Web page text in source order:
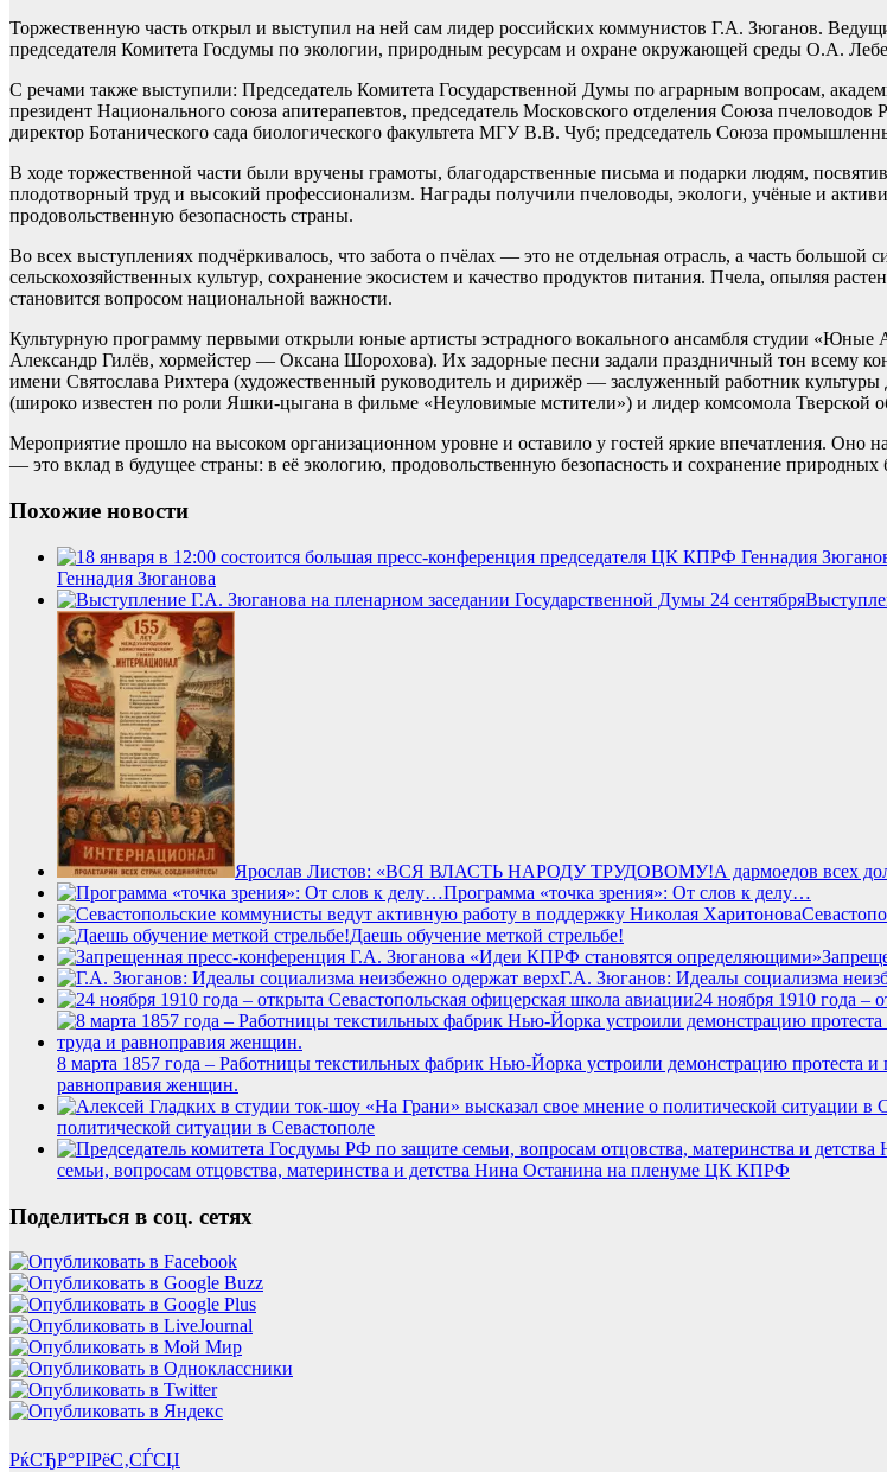
Торжественную часть открыл и выступил на ней сам лидер российских коммунистов Г.А. Зюганов.
председателя Комитета Госдумы по экологии, природным ресурсам и охране окружающей среды О.А.
С речами также выступили: Председатель Комитета Государственной Думы по аграрным вопросам,
президент Национального союза апитерапевтов, председатель Московского отделения Союза
директор Ботанического сада биологического факультета МГУ В.В. Чуб; председатель Союза
В ходе торжественной части были вручены грамоты, благодарственные письма и подарки людям,
плодотворный труд и высокий профессионализм. Награды получили пчеловоды, экологи, учёные и
продовольственную безопасность страны.
Во всех выступлениях подчёркивалось, что забота о пчёлах — это не отдельная отрасль, а часть
сельскохозяйственных культур, сохранение экосистем и качество продуктов питания. Пчела, опыляя
становится вопросом национальной важности.
Культурную программу первыми открыли юные артисты эстрадного вокального ансамбля студии
Александр Гилёв, хормейстер — Оксана Шорохова). Их задорные песни задали праздничный тон всему
имени Святослава Рихтера (художественный руководитель и дирижёр — заслуженный работник
(широко известен по роли Яшки‑цыгана в фильме «Неуловимые мстители») и лидер комсомола
Мероприятие прошло на высоком организационном уровне и оставило у гостей яркие впечатления. Оно
— это вклад в будущее страны: в её экологию, продовольственную безопасность и сохранение
Похожие новости
Геннадия Зюганова
Ярослав Листов: «ВСЯ ВЛАСТЬ НАРОДУ ТРУДОВОМУ!А дармоедов всех
Программа «точка зрения»: От слов к делу…
Даешь обучение меткой стрельбе!
Г.А. Зюганов: Идеалы социализма
24 ноября 1910 года –
8 марта 1857 года – Работницы текстильных фабрик Нью-Йорка устроили демонстрацию протеста
равноправия женщин.
политической ситуации в Севастополе
семьи, вопросам отцовства, материнства и детства Нина Останина на пленуме ЦК КПРФ
Поделиться в соц. сетях
РќСЂР°РІРёС‚СЃСЏ